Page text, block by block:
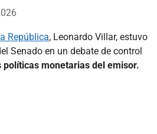
República, Leonardo Villar, estuvo
Senado en un debate de control
políticas monetarias del emisor.